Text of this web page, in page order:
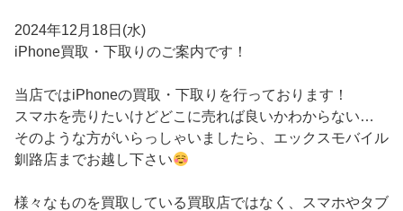
2024年12月18日(水)
iPhone買取・下取りのご案内です！
当店ではiPhoneの買取・下取りを行っております！
スマホを売りたいけどどこに売れば良いかわからない…
そのような方がいらっしゃいましたら、エックスモバイル
釧路店までお越し下さい
様々なものを買取している買取店ではなく、スマホやタブ